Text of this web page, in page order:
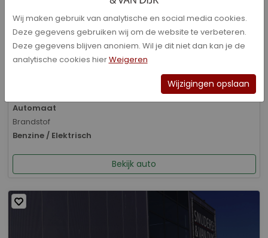
Audi A3 - Sportback 40 TFSI e Advanced edition
Bouwjaar
01-2026
Kilometerstand
Automaat
Brandstof
Benzine / Elektrisch
Bekijk auto
Wij maken gebruik van analytische en social media cookies.
Deze gegevens gebruiken wij om de website te verbeteren.
Deze gegevens blijven anoniem. Wil je dit niet dan kan je de
analytische cookies hierWeigeren
Wijzigingen opslaan